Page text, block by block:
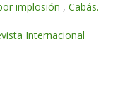
implosión , Cabás.
Internacional